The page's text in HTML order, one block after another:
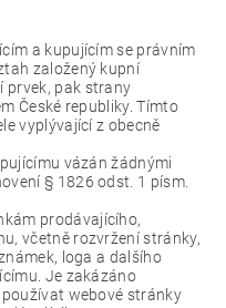
a kupujícím se právním
založený kupní
prvek, pak strany
České republiky. Tímto
vyplývající z obecně
vázán žádnými
§ 1826 odst. 1 písm.
prodávajícího,
včetně rozvržení stránky,
loga a dalšího
Je zakázáno
webové stránky